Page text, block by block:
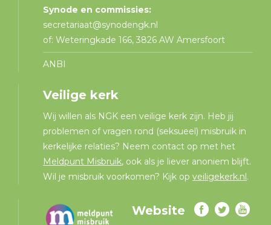
Synode en commissies:
secretariaat@synodengk.nl
of: Weteringkade 166, 3826 AW Amersfoort
ANBI
Veilige kerk
Wij willen als NGK een veilige kerk zijn. Heb jij
problemen of vragen rond (seksueel) misbruik in
kerkelijke relaties? Neem contact op met het
Meldpunt Misbruik, ook als je liever anoniem blijft.
Wil je misbruik voorkomen? Kijk opveiligekerk.nl.
Website